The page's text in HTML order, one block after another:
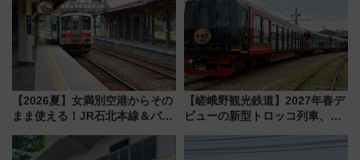
代が一日中楽しる夏のリゾート
を楽しんで
【2026夏】女満別空港からその
まま使える！JR石北本線＆バス
ーパス」でおトクに道東観光
【嵯峨野観光鉄道】2027年春デ
ビューの新型トロッコ列車、い
は2026年で引退